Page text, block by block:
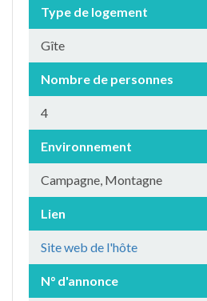
Type de logement
Gîte
Nombre de personnes
4
Environnement
Campagne, Montagne
Lien
Site web de l'hôte
N° d'annonce